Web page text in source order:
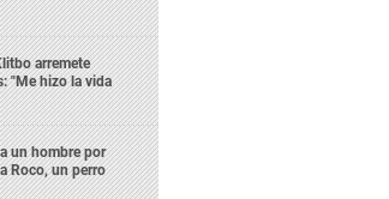
arremete
"Me hizo la vida
un hombre por
Roco, un perro